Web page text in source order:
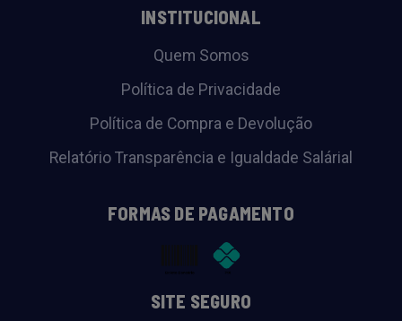
INSTITUCIONAL
Quem Somos
Política de Privacidade
Política de Compra e Devolução
Relatório Transparência e Igualdade Salárial
FORMAS DE PAGAMENTO
SITE SEGURO